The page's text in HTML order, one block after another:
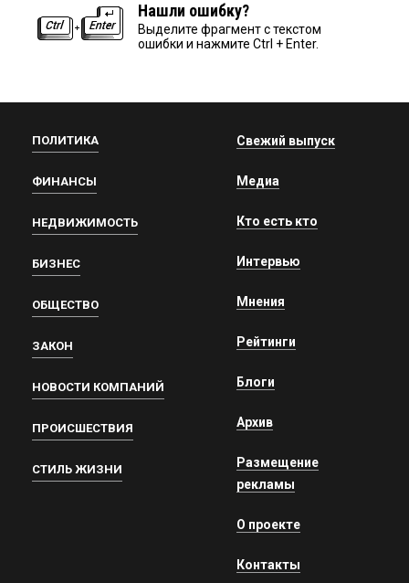
Нашли ошибку?
Выделите фрагмент с текстом
ошибки и нажмите Ctrl + Enter.
ПОЛИТИКА
ФИНАНСЫ
НЕДВИЖИМОСТЬ
БИЗНЕС
ОБЩЕСТВО
ЗАКОН
НОВОСТИ КОМПАНИЙ
ПРОИСШЕСТВИЯ
СТИЛЬ ЖИЗНИ
Свежий выпуск
Медиа
Кто есть кто
Интервью
Мнения
Рейтинги
Блоги
Архив
Размещение
рекламы
О проекте
Контакты